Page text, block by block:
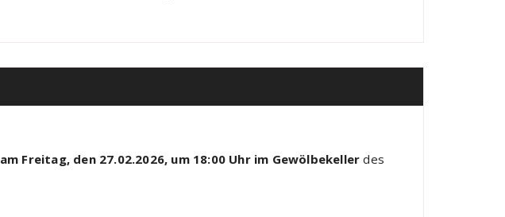
am Freitag, den 27.02.2026, um 18:00 Uhr im Gewölbekeller des